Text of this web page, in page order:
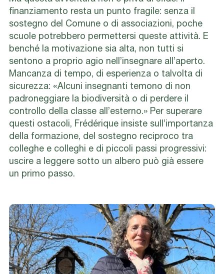
finanziamento resta un punto fragile: senza il
sostegno del Comune o di associazioni, poche
scuole potrebbero permettersi queste attività. E
benché la motivazione sia alta, non tutti si
sentono a proprio agio nell’insegnare all’aperto.
Mancanza di tempo, di esperienza o talvolta di
sicurezza: «Alcuni insegnanti temono di non
padroneggiare la biodiversità o di perdere il
controllo della classe all’esterno.» Per superare
questi ostacoli, Frédérique insiste sull’importanza
della formazione, del sostegno reciproco tra
colleghe e colleghi e di piccoli passi progressivi:
uscire a leggere sotto un albero può già essere
un primo passo.